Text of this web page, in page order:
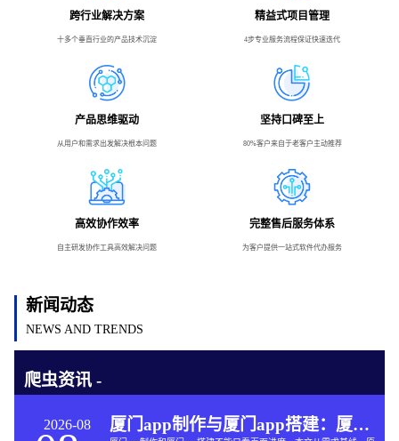
跨行业解决方案
十多个垂直行业的产品技术沉淀
精益式项目管理
4步专业服务流程保证快速迭代
产品思维驱动
从用户和需求出发解决根本问题
坚持口碑至上
80%客户来自于老客户主动推荐
高效协作效率
自主研发协作工具高效解决问题
完整售后服务体系
为客户提供一站式软件代办服务
新闻动态
NEWS AND TRENDS
爬虫资讯 -
2026-08 厦门app制作与厦门app搭建：厦门App开发的六个交付关口